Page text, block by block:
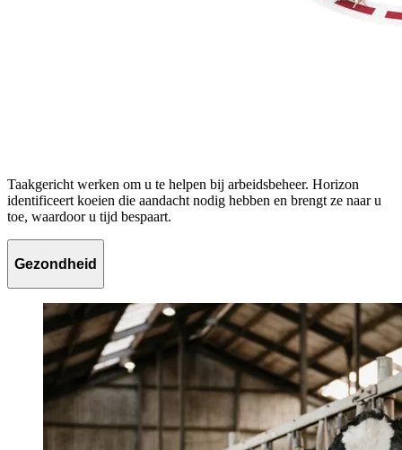
Taakgericht werken om u te helpen bij arbeidsbeheer. Horizon
identificeert koeien die aandacht nodig hebben en brengt ze naar u
toe, waardoor u tijd bespaart.
Gezondheid